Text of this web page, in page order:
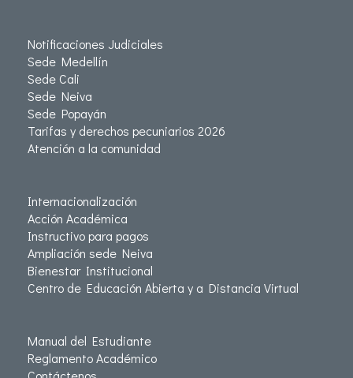
Notificaciones Judiciales
Sede Medellín
Sede Cali
Sede Neiva
Sede Popayán
Tarifas y derechos pecuniarios 2026
Atención a la comunidad
Internacionalización
Acción Académica
Instructivo para pagos
Ampliación sede Neiva
Bienestar Institucional
Centro de Educación Abierta y a Distancia Virtual
Manual del Estudiante
Reglamento Académico